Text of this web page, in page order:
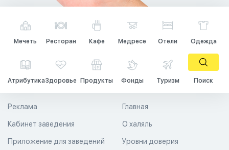
Мечеть Ресторан Кафе Медресе Отели Одежда
АтрибутикаЗдоровье Продукты Фонды Туризм Поиск
Главная
О халяль
Уровни доверия
Реклама
Кабинет заведения
Приложение для заведений